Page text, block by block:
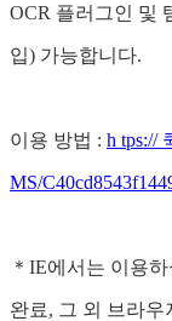
OCR 플러그인 및
입) 가능합니다.
이용 방법 : h tps://
MS/
＊IE에서는 이용
완료, 그 외 브라